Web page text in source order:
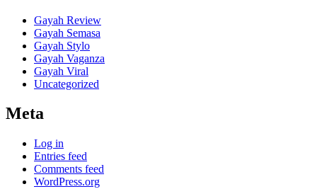
Gayah Review
Gayah Semasa
Gayah Stylo
Gayah Vaganza
Gayah Viral
Uncategorized
Meta
Log in
Entries feed
Comments feed
WordPress.org